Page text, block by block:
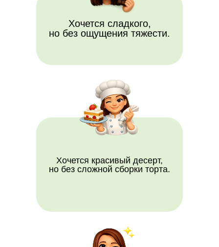
Хочется сладкого,
но без ощущения тяжести.
Хочется красивый десерт,
но без сложной сборки торта.